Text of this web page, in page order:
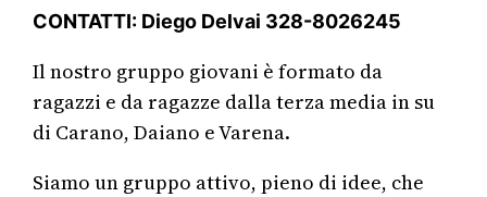
CONTATTI: Diego Delvai 328-8026245
Il nostro gruppo giovani è formato da
ragazzi e da ragazze dalla terza media in su
di Carano, Daiano e Varena.
Siamo un gruppo attivo, pieno di idee, che